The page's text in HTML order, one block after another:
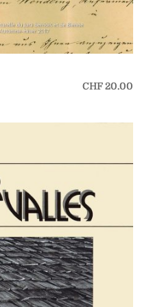
CHF20.00